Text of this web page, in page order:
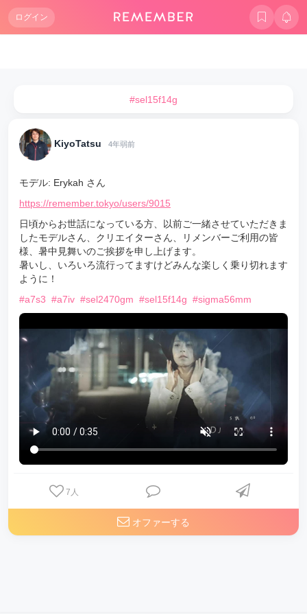
ログイン
#sel15f14g
KiyoTatsu 4年弱前
モデル: Erykah さん
https://remember.tokyo/users/9015
日頃からお世話になっている方、以前ご一緒させていただきま
したモデルさん、クリエイターさん、リメンバーご利用の皆
様、暑中見舞いのご挨拶を申し上げます。
暑いし、いろいろ流行ってますけどみんな楽しく乗り切れます
ように！
#a7s3 #a7iv #sel2470gm #sel15f14g #sigma56mm
7 人
オファーする